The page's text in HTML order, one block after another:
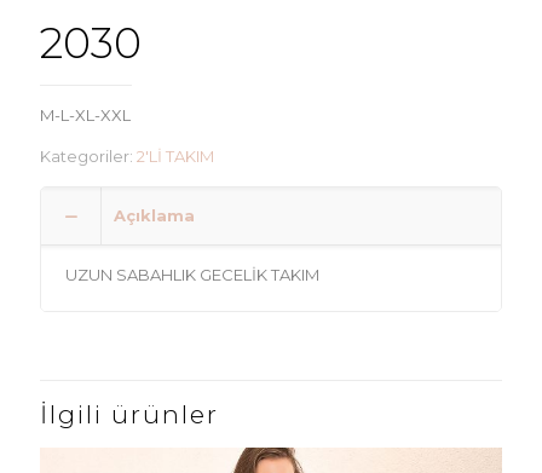
2030
M-L-XL-XXL
Kategoriler: 2'Lİ TAKIM
Açıklama
UZUN SABAHLIK GECELİK TAKIM
İlgili ürünler